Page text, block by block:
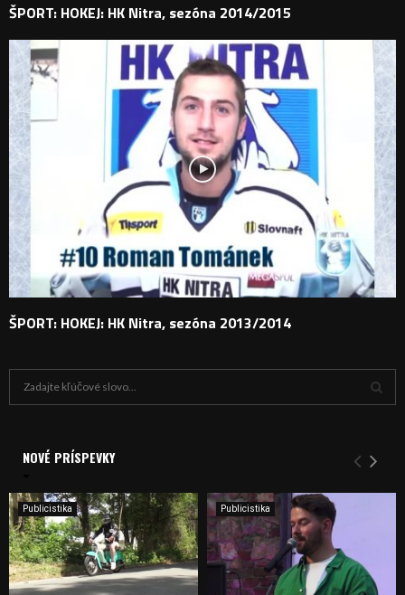
ŠPORT: HOKEJ: HK Nitra, sezóna 2014/2015
ŠPORT: HOKEJ: HK Nitra, sezóna 2013/2014
i
e
:
Y
H
NOVÉ PRÍSPEVKY
Publicistika Publicistika